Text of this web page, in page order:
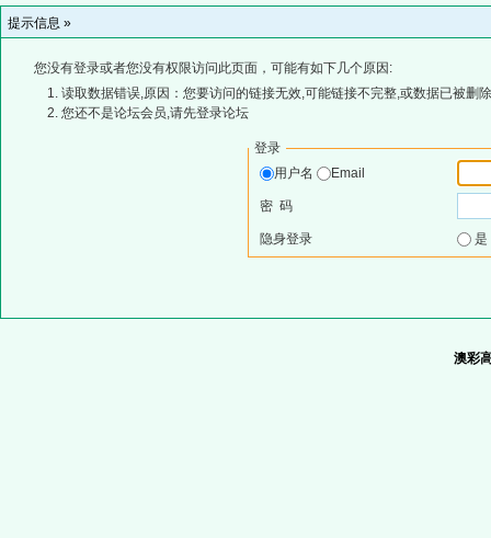
提示信息 »
您没有登录或者您没有权限访问此页面，可能有如下几个原因:
读取数据错误,原因：您要访问的链接无效,可能链接不完整,或数据已被删
您还不是论坛会员,请先登录论坛
登录
用户名
Email
密 码
隐身登录
澳彩